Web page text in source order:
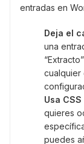
entradas en
Deja el
una
cualquier
Usa
quieres
puedes